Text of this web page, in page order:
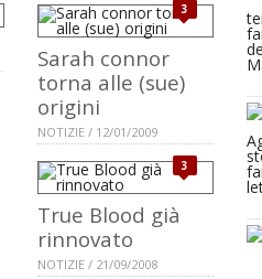
3
Sarah connor
torna alle (sue)
origini
NOTIZIE / 12/01/2009
3
True Blood già
rinnovato
NOTIZIE / 21/09/2008